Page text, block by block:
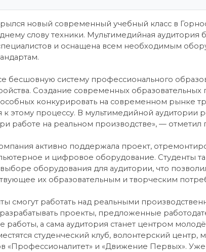
новый современный учебный класс в
слову техники. Мультимедийная аудитория
и оснащена всем необходимым
бесшовную систему профессионального
Создание современных
конкурировать на современном рынке
этому процессу. В мультимедийной аудитории
работе на реальном производстве», —
активно поддержала проект,
и цифровое оборудование. Студенты
оборудования для аудитории, что
их образовательным и творческим
смогут работать над реальными
проекты, предложенные
работы, а сама аудитория станет центром
студенческий клуб, волонтерский центр,
«Профессионалитет» и «Движение Первых». Уже